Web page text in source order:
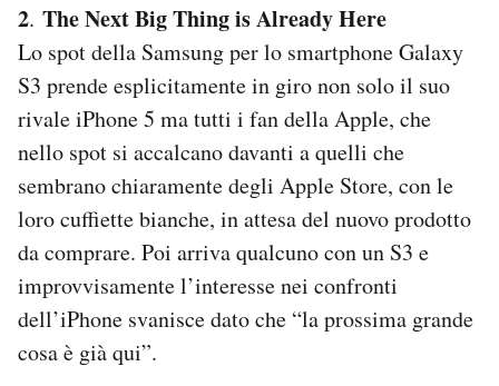
2. The Next Big Thing is Already Here
Lo spot della Samsung per lo smartphone Galaxy
S3 prende esplicitamente in giro non solo il suo
rivale iPhone 5 ma tutti i fan della Apple, che
nello spot si accalcano davanti a quelli che
sembrano chiaramente degli Apple Store, con le
loro cuffiette bianche, in attesa del nuovo prodotto
da comprare. Poi arriva qualcuno con un S3 e
improvvisamente l’interesse nei confronti
dell’iPhone svanisce dato che “la prossima grande
cosa è già qui”.